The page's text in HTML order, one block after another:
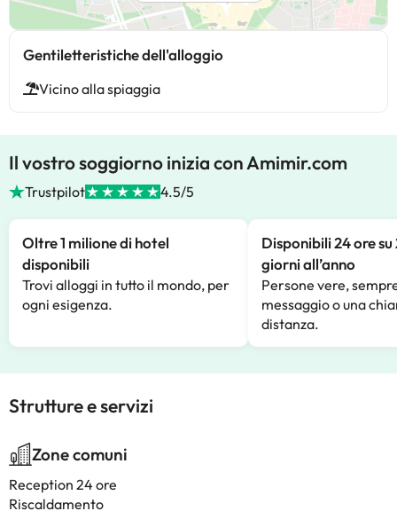
Gentiletteristiche dell'alloggio
Vicino alla spiaggia
Il vostro soggiorno inizia con Amimir.com
Trustpilot 4.5/5
Oltre 1 milione di hotel
disponibili
Trovi alloggi in tutto il mondo, per
ogni esigenza.
Disponibili 24 ore su
giorni all’anno
Persone vere,
messaggio o una
distanza.
Strutture e servizi
Zone comuni
Reception 24 ore
Riscaldamento